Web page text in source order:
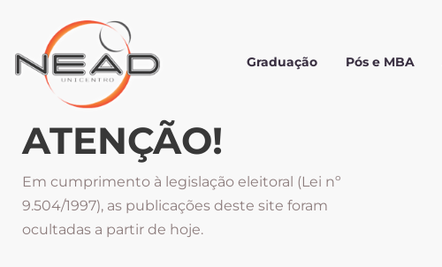
Graduação Pós e MBA
ATENÇÃO!
Em cumprimento à legislação eleitoral (Lei nº
9.504/1997), as publicações deste site foram
ocultadas a partir de hoje.